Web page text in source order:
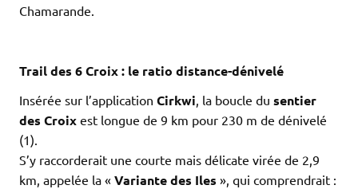
Chamarande.
Trail des 6 Croix : le ratio distance-dénivelé
Insérée sur l’application Cirkwi, la boucle du sentier
des Croix est longue de 9 km pour 230 m de dénivelé
(1).
S’y raccorderait une courte mais délicate virée de 2,9
km, appelée la « Variante des Iles », qui comprendrait :